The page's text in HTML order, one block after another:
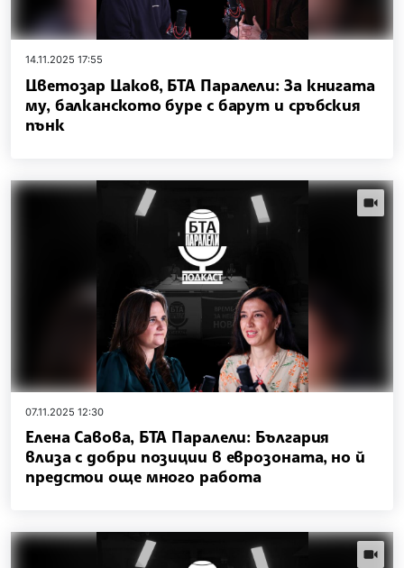
14.11.2025 17:55
Цветозар Цаков, БТА Паралели: За книгата
му, балканското буре с барут и сръбския
пънк
07.11.2025 12:30
Елена Савова, БТА Паралели: България
влиза с добри позиции в еврозоната, но й
предстои още много работа